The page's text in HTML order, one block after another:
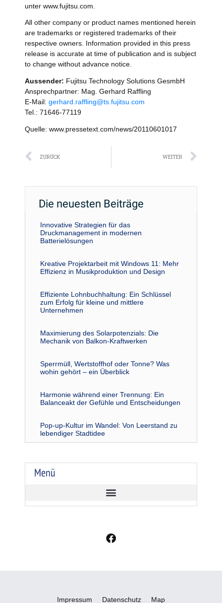
unter www.fujitsu.com.
All other company or product names mentioned herein
are trademarks or registered trademarks of their
respective owners. Information provided in this press
release is accurate at time of publication and is subject
to change without advance notice.
Aussender: Fujitsu Technology Solutions GesmbH
Ansprechpartner: Mag. Gerhard Raffling
E-Mail: gerhard.raffling@ts.fujitsu.com
Tel.: 71646-77119
Quelle: www.pressetext.com/news/20110601017
Zurück
ZURÜCK WEITER
Die neuesten Beiträge
Innovative Strategien für das
Druckmanagement in modernen
Batterielösungen
Kreative Projektarbeit mit Windows 11: Mehr
Effizienz in Musikproduktion und Design
Effiziente Lohnbuchhaltung: Ein Schlüssel
zum Erfolg für kleine und mittlere
Unternehmen
Maximierung des Solarpotenzials: Die
Mechanik von Balkon-Kraftwerken
Sperrmüll, Wertstoffhof oder Tonne? Was
wohin gehört – ein Überblick
Harmonie während einer Trennung: Ein
Balanceakt der Gefühle und Entscheidungen
Pop-up-Kultur im Wandel: Von Leerstand zu
lebendiger Stadtidee
Menü
F
a
o
Impressum Datenschutz Map